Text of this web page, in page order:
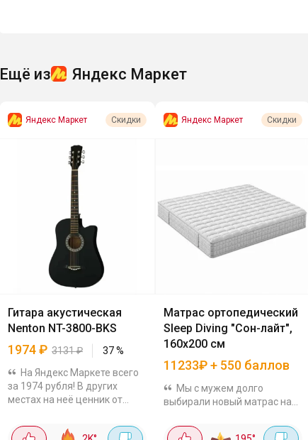
Ещё из Яндекс Маркет
Яндекс Маркет Скидки
Гитара акустическая
Nenton NT-3800-BKS
1974₽ 3131₽ 37%
На Яндекс Маркете всего
за 1974 рубля! В других
местах на неё ценник от
полтора раза дешевле. Да,
Яндекс Маркет Скидки
Матрас ортопедический
Sleep Diving "Сон-лайт",
160x200 см
11233₽ + 550 баллов
Мы с мужем долго
выбирали новый матрас на
Наткнулась на эту модель